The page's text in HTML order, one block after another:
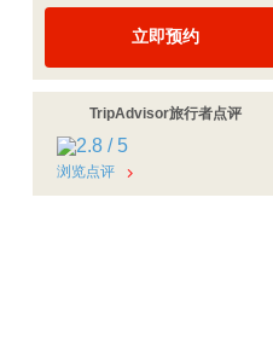
立即预约
TripAdvisor旅行者点评
浏览点评